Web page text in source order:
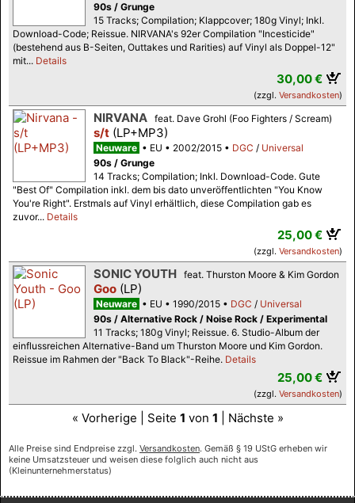
90s / Grunge
15 Tracks; Compilation; Klappcover; 180g Vinyl; Inkl.
Download-Code; Reissue. NIRVANA's 92er Compilation "Incesticide"
(bestehend aus B-Seiten, Outtakes und Rarities) auf Vinyl als Doppel-12"
mit... Details
30,00 €
(zzgl. Versandkosten)
NIRVANA feat. Dave Grohl (Foo Fighters / Scream)
s/t (LP+MP3)
Neuware EU 2002/2015 DGC / Universal
90s / Grunge
14 Tracks; Compilation; Inkl. Download-Code. Gute
"Best Of" Compilation inkl. dem bis dato unveröffentlichten "You Know
You're Right". Erstmals auf Vinyl erhältlich, diese Compilation gab es
zuvor... Details
25,00 €
(zzgl. Versandkosten)
SONIC YOUTH feat. Thurston Moore & Kim Gordon
Goo (LP)
Neuware EU 1990/2015 DGC / Universal
90s / Alternative Rock / Noise Rock / Experimental
11 Tracks; 180g Vinyl; Reissue. 6. Studio-Album der
einflussreichen Alternative-Band um Thurston Moore und Kim Gordon.
Reissue im Rahmen der "Back To Black"-Reihe. Details
25,00 €
(zzgl. Versandkosten)
« Vorherige | Seite 1 von 1 | Nächste »
Alle Preise sind Endpreise zzgl. Versandkosten. Gemäß § 19 UStG erheben wir
keine Umsatzsteuer und weisen diese folglich auch nicht aus
(Kleinunternehmerstatus)